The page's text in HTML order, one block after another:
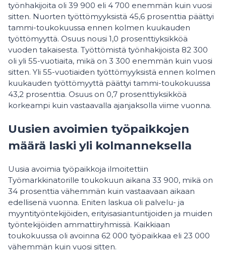
työnhakijoita oli 39 900 eli 4 700 enemmän kuin vuosi
sitten. Nuorten työttömyyksistä 45,6 prosenttia päättyi
tammi-toukokuussa ennen kolmen kuukauden
työttömyyttä. Osuus nousi 1,0 prosenttiyksikköä
vuoden takaisesta. Työttömistä työnhakijoista 82 300
oli yli 55-vuotiaita, mikä on 3 300 enemmän kuin vuosi
sitten. Yli 55-vuotiaiden työttömyyksistä ennen kolmen
kuukauden työttömyyttä päättyi tammi-toukokuussa
43,2 prosenttia. Osuus on 0,7 prosenttiyksikköä
korkeampi kuin vastaavalla ajanjaksolla viime vuonna.
Uusien avoimien työpaikkojen
määrä laski yli kolmanneksella
Uusia avoimia työpaikkoja ilmoitettiin
Työmarkkinatorille toukokuun aikana 33 900, mikä on
34 prosenttia vähemmän kuin vastaavaan aikaan
edellisenä vuonna. Eniten laskua oli palvelu- ja
myyntityöntekijöiden, erityisasiantuntijoiden ja muiden
työntekijöiden ammattiryhmissä. Kaikkiaan
toukokuussa oli avoinna 62 000 työpaikkaa eli 23 000
vähemmän kuin vuosi sitten.